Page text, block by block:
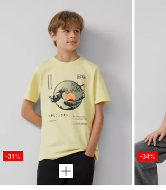
-31% -34%